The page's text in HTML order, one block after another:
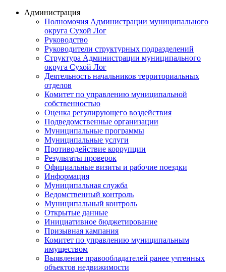
Администрация
Полномочия Администрации муниципального
округа Сухой Лог
Руководство
Руководители структурных подразделений
Структура Администрации муниципального
округа Сухой Лог
Деятельность начальников территориальных
отделов
Комитет по управлению муниципальной
собственностью
Оценка регулирующего воздействия
Подведомственные организации
Муниципальные программы
Муниципальные услуги
Противодействие коррупции
Результаты проверок
Официальные визиты и рабочие поездки
Информация
Муниципальная служба
Ведомственный контроль
Муниципальный контроль
Открытые данные
Инициативное бюджетирование
Призывная кампания
Комитет по управлению муниципальным
имуществом
Выявление правообладателей ранее учтенных
объектов недвижимости